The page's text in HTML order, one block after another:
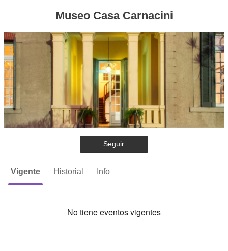
Museo Casa Carnacini
Seguir
Vigente Historial Info
No tiene eventos vigentes